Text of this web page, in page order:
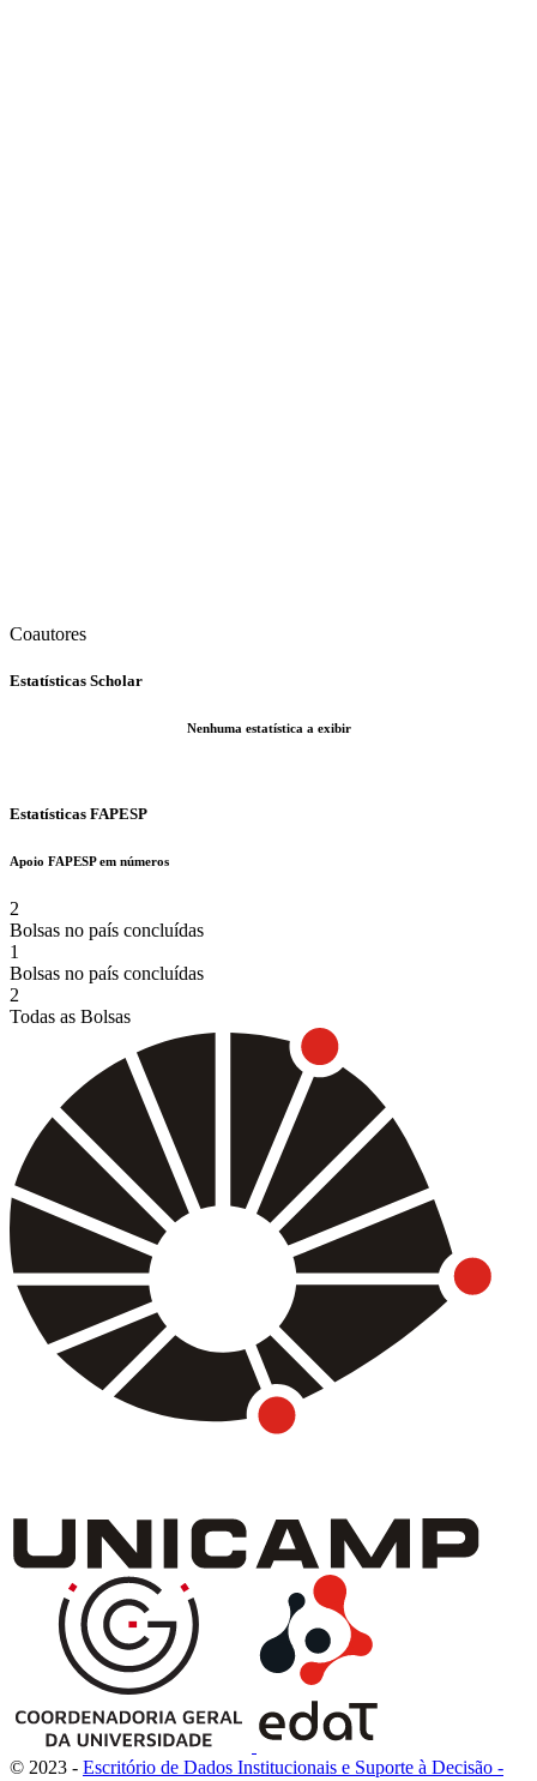
Coautores
Estatísticas Scholar
Nenhuma estatística a exibir
Estatísticas FAPESP
Apoio FAPESP em números
2
Bolsas no país concluídas
1
Bolsas no país concluídas
2
Todas as Bolsas
© 2023 - Escritório de Dados Institucionais e Suporte à Decisão -